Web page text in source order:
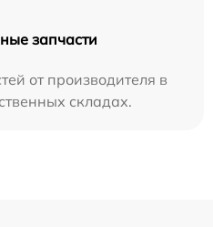
запчасти
от производителя в
складах.